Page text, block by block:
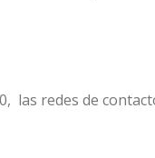
las redes de